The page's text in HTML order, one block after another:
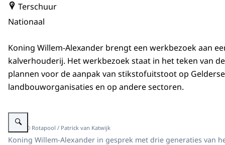
Terschuur
Nationaal
Koning Willem-Alexander brengt een werkbezoek aan
kalverhouderij. Het werkbezoek staat in het teken van
plannen voor de aanpak van stikstofuitstoot op
landbouworganisaties en op andere sectoren.
Vergroot afbeelding Koning Willem-Alexander gaat met drie generaties
Beeld: © Rotapool / Patrick van Katwijk
Koning Willem-Alexander in gesprek met drie generaties van